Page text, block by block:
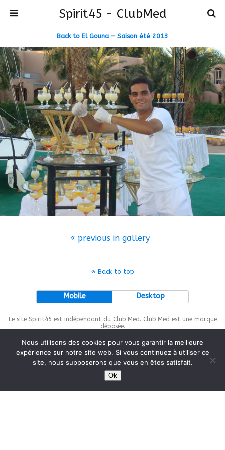
Spirit45 - ClubMed
Back to El Gouna – Saison été 2013
« previous in gallery
Back to top
Mobile Desktop
Le site Spirit45 est indépendant du Club Med. Club Med est une marque
déposée.
This site is protected bywp-copyrightpro.com
Nous utilisons des cookies pour vous garantir la meilleure
expérience sur notre site web. Si vous continuez à utiliser ce
site, nous supposerons que vous en êtes satisfait.
Ok